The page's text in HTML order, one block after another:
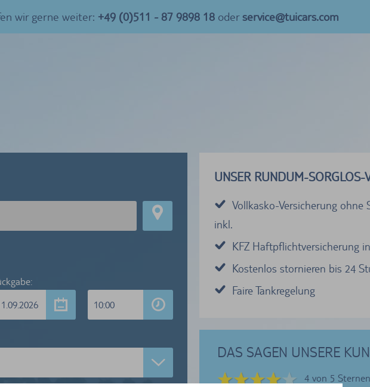
wir gerne weiter: +49 (0)511 - 87 9898 18oderservice@tuicars.com
10:00
UNSER RUNDUM-SORGLOS-
Vollkasko-Versicherung ohne
inkl.
KFZ Haftpflichtversicherung
Kostenlos stornieren bis 24
Faire Tankregelung
DAS SAGEN UNSERE
5 von 5 Sternen 4 von 5 Sternen